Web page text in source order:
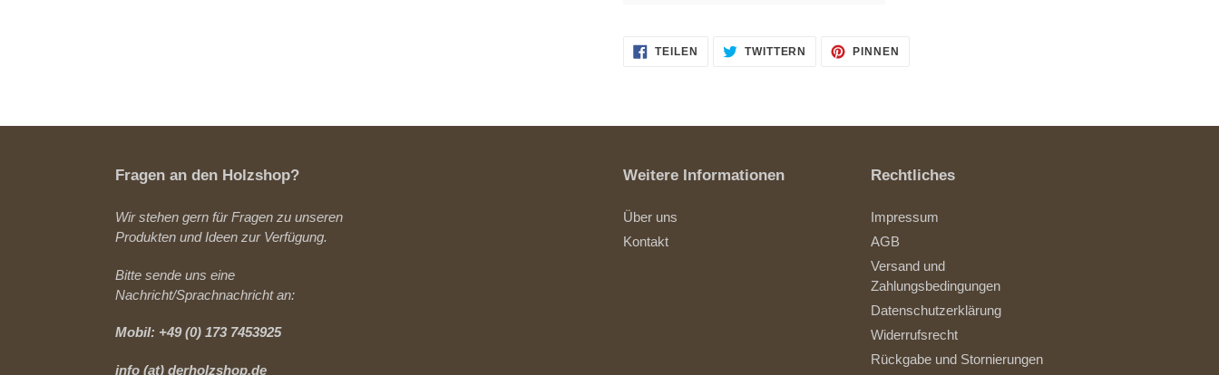
TEILEN
FACEBOOK
TWITTERN
AUF
TWITTER
PINNEN
Fragen an den Holzshop?
Wir stehen gern für Fragen zu unseren
Produkten und Ideen zur Verfügung.
Bitte sende uns eine
Nachricht/Sprachnachricht an:
Mobil: +49 (0) 173 7453925
info (at) derholzshop.de
Weitere Informationen
Über uns
Kontakt
Rechtliches
Impressum
AGB
Versand und
Zahlungsbedingungen
Datenschutzerklärung
Widerrufsrecht
Rückgabe und Stornierungen